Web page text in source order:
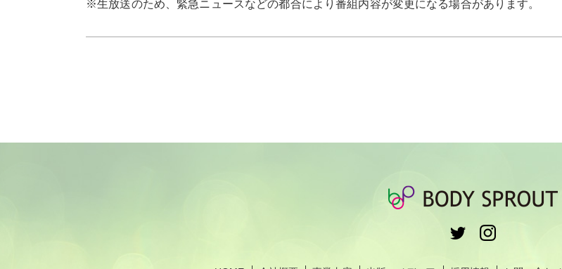
※生放送のため、緊急ニュースなどの都合により番組内容が変更になる場合があります。